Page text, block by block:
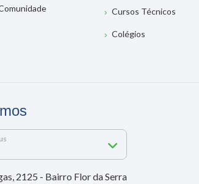
Cursos Técnicos
Colégios
2125 - Bairro Flor da Serra